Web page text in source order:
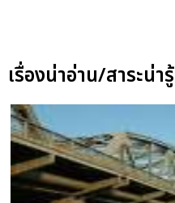
เรื่องน่าอ่าน/สาระน่ารู้